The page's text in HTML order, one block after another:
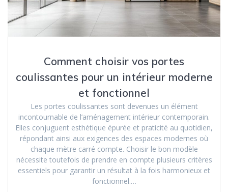
Comment choisir vos portes
coulissantes pour un intérieur moderne
et fonctionnel
Les portes coulissantes sont devenues un élément
incontournable de l’aménagement intérieur contemporain.
Elles conjuguent esthétique épurée et praticité au quotidien,
répondant ainsi aux exigences des espaces modernes où
chaque mètre carré compte. Choisir le bon modèle
nécessite toutefois de prendre en compte plusieurs critères
essentiels pour garantir un résultat à la fois harmonieux et
fonctionnel.…